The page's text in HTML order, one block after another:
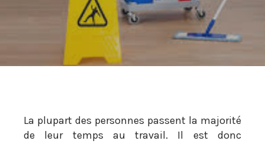
La plupart des personnes passent la majorité
de leur temps au travail. Il est donc